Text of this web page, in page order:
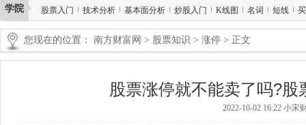
学院 股票入门 技术分析 基本面分析 炒股入门 K线图 名词 短线
您现在的位置： 南方财富网 > 股票知识 > 涨停 > 正文
股票涨停就不能卖了吗?股
2022-10-02 16:22 小宋